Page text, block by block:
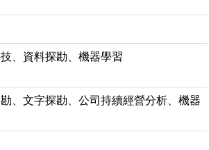
、資料探勘、機器學習
、文字探勘、公司持續經營分析、機器